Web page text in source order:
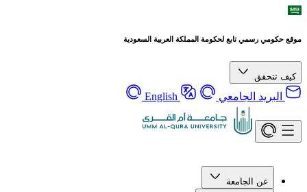
موقع حكومي رسمي تابع لحكومة المملكة العربية السعودية
كيف تتحقق
البريد الجامعي English
عن الجامعة